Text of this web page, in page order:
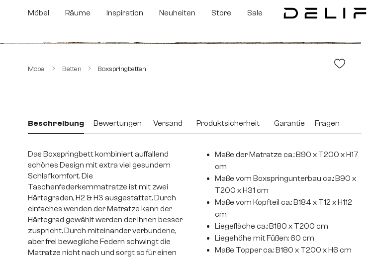
Hauptinhalt springen
Zur Suche springen
Zur Hauptnavigation springen
Möbel Räume Inspiration Neuheiten Store Sale
Möbel Betten Boxspringbetten
Beschreibung Bewertungen Versand Produktsicherheit Garantie Fragen
Das Boxspringbett kombiniert auffallend
schönes Design mit extra viel gesundem
Schlafkomfort. Die
Taschenfederkernmatratze ist mit zwei
Härtegraden, H2 & H3 ausgestattet. Durch
einfaches wenden der Matratze kann der
Härtegrad gewählt werden der Ihnen besser
zuspricht. Durch miteinander verbundene,
aber frei bewegliche Federn schwingt die
Matratze nicht nach und sorgt so für einen
Maße der Matratze ca.: B90 x T200 x H17
cm
Maße vom Boxspringunterbau ca.: B90 x
T200 x H31 cm
Maße vom Kopfteil ca.: B184 x T12 x H112
cm
Liegefläche ca.: B180 x T200 cm
Liegehöhe mit Füßen: 60 cm
Maße Topper ca.: B180 x T200 x H6 cm